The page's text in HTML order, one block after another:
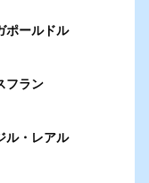
ポールドル
フラン
ル・レアル